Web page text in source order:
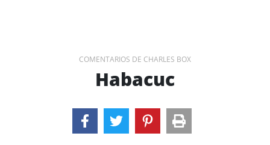
COMENTARIOS DE CHARLES BOX
Habacuc